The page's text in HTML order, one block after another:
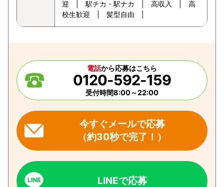
迎 | 駅チカ・駅ナカ | 高収入 | 高
校生歓迎 | 髪型自由 |
電話から応募はこちら
0120-592-159
受付時間8:00～22:00
今すぐメールで応募
（約30秒で完了！）
LINEで応募